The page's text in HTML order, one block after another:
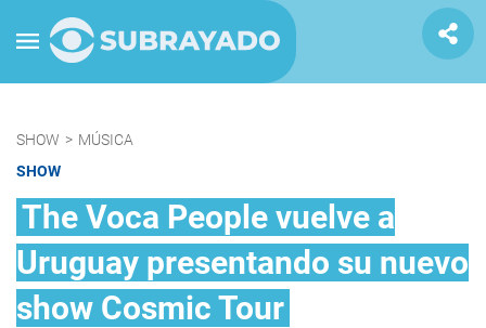
SHOW > MÚSICA
SHOW
The Voca People vuelve a
Uruguay presentando su nuevo
show Cosmic Tour